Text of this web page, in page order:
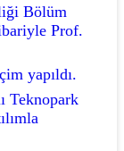
Bölüm
Prof.
yapıldı.
Teknopark